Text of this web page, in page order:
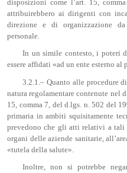
disposizioni come l’art. 15,
attribuirebbero ai dirigenti con
direzione e di organizzazione
personale.
In un simile contesto, i poteri
essere affidati «ad un ente esterno al
3.2.1.– Quanto alle procedure
natura regolamentare contenute nel
15, comma 7, del d.lgs. n. 502 del
primaria in ambiti squisitamente
prevedono che gli atti relativi a tali
organi delle aziende sanitarie,
«tutela della salute».
Inoltre, non si potrebbe